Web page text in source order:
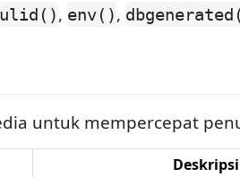
ulid(), env(),
untuk mempercepat
Deskripsi